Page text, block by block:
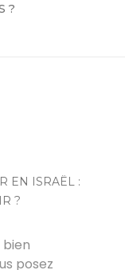
?
EN ISRAËL :
?
posez